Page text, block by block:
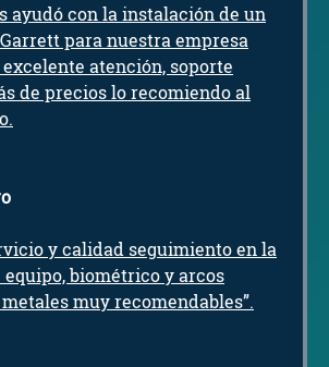
ayudó con la instalación de un
para nuestra empresa
atención, soporte
de precios lo recomiendo al
y calidad seguimiento en la
biométrico y arcos
muy recomendables”.